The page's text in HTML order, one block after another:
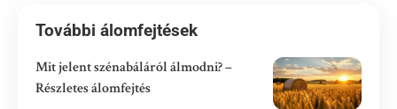
További álomfejtések
Mit jelent szénabáláról álmodni? –
Részletes álomfejtés